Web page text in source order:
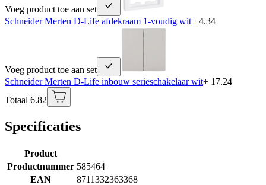
Voeg product toe aan set
Schneider Merten D-Life afdekraam 1-voudig wit+ 4.34
Voeg product toe aan set
Schneider Merten D-Life inbouw serieschakelaar wit+ 17.24
Totaal 6.82
Specificaties
Product
Productnummer 585464
EAN
8711332363368